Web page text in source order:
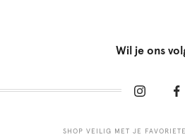
Wil je ons
SHOP VEILIG MET JE